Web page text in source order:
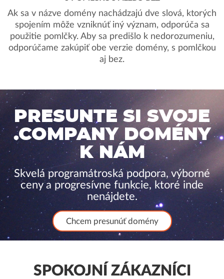
Ak sa v názve domény nachádzajú dve slová, ktorých
spojením môže vzniknúť iný význam, odporúča sa
použitie pomlčky. Aby sa predišlo k nedorozumeniu,
odporúčame zakúpiť obe verzie domény, s pomlčkou
aj bez.
PRESUNTE SI SVOJE
.COMPANY DOMÉNY
K NÁM
Skvelá programátroská podpora, výborné
ceny a progresívne funkcie, ktoré inde
nenájdete.
Chcem presunúť domény
SPOKOJNÍ ZÁKAZNÍCI